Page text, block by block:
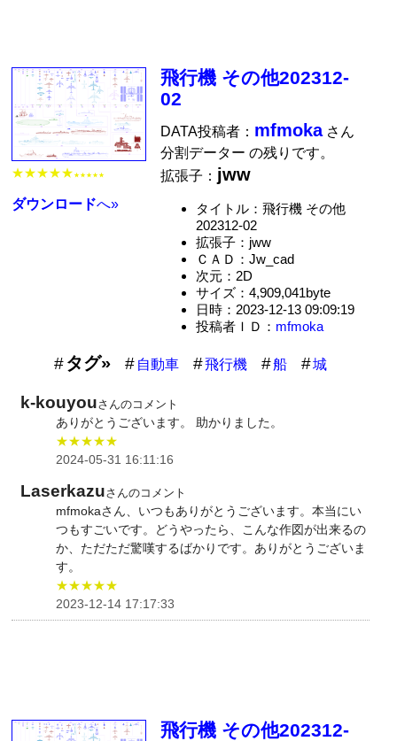
★★★★★ ★★★★★
ダウンロードへ»
飛行機 その他202312-
02
DATA投稿者： mfmokaさん
分割データー の残りです。
拡張子： jww
タイトル：飛行機 その他
202312-02
拡張子：jww
ＣＡＤ：Jw_cad
次元：2D
サイズ：4,909,041byte
日時：2023-12-13 09:09:19
投稿者ＩＤ： mfmoka
タグ» 自動車 飛行機 船 城
k-kouyouさんのコメント
ありがとうございます。 助かりました。
★★★★★
2024-05-31 16:11:16
Laserkazuさんのコメント
mfmokaさん、いつもありがとうございます。本当にい
つもすごいです。どうやったら、こんな作図が出来るの
か、ただただ驚嘆するばかりです。ありがとうございま
す。
★★★★★
2023-12-14 17:17:33
飛行機 その他202312-